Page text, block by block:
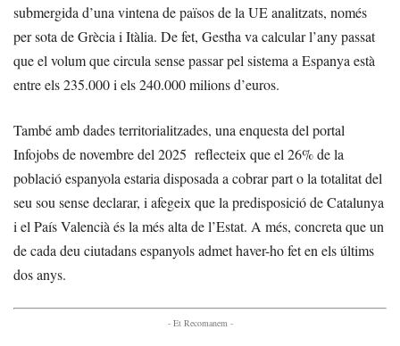
submergida d’una vintena de països de la UE analitzats, només
per sota de Grècia i Itàlia. De fet, Gestha va calcular l’any passat
que el volum que circula sense passar pel sistema a Espanya està
entre els 235.000 i els 240.000 milions d’euros.
També amb dades territorialitzades, una enquesta del portal
Infojobs de novembre del 2025 reflecteix que el 26% de la
població espanyola estaria disposada a cobrar part o la totalitat del
seu sou sense declarar, i afegeix que la predisposició de Catalunya
i el País Valencià és la més alta de l’Estat. A més, concreta que un
de cada deu ciutadans espanyols admet haver-ho fet en els últims
dos anys.
- Et Recomanem -